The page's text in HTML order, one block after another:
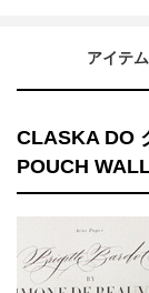
アイテ
CLASKA DO
POUCH